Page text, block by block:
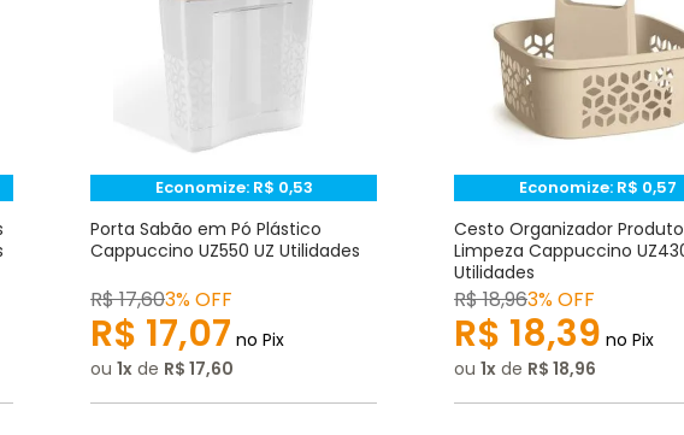
Economize: R$ 0,53
Porta Sabão em Pó Plástico
Cappuccino UZ550 UZ Utilidades
R$17,603% OFF
R$ 17,07 no Pix
ou 1 de R$ 17,60
Economize: R$ 0,57
Cesto Organizador
Limpeza Cappuccino
Utilidades
R$18,963% OFF
R$ 18,39 no Pix
ou 1 de R$ 18,96